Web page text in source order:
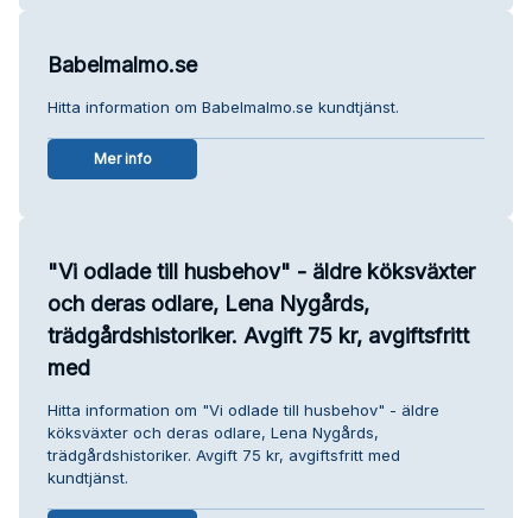
Babelmalmo.se
Hitta information om Babelmalmo.se kundtjänst.
Mer info
"Vi odlade till husbehov" - äldre köksväxter
och deras odlare, Lena Nygårds,
trädgårdshistoriker. Avgift 75 kr, avgiftsfritt
med
Hitta information om "Vi odlade till husbehov" - äldre
köksväxter och deras odlare, Lena Nygårds,
trädgårdshistoriker. Avgift 75 kr, avgiftsfritt med
kundtjänst.